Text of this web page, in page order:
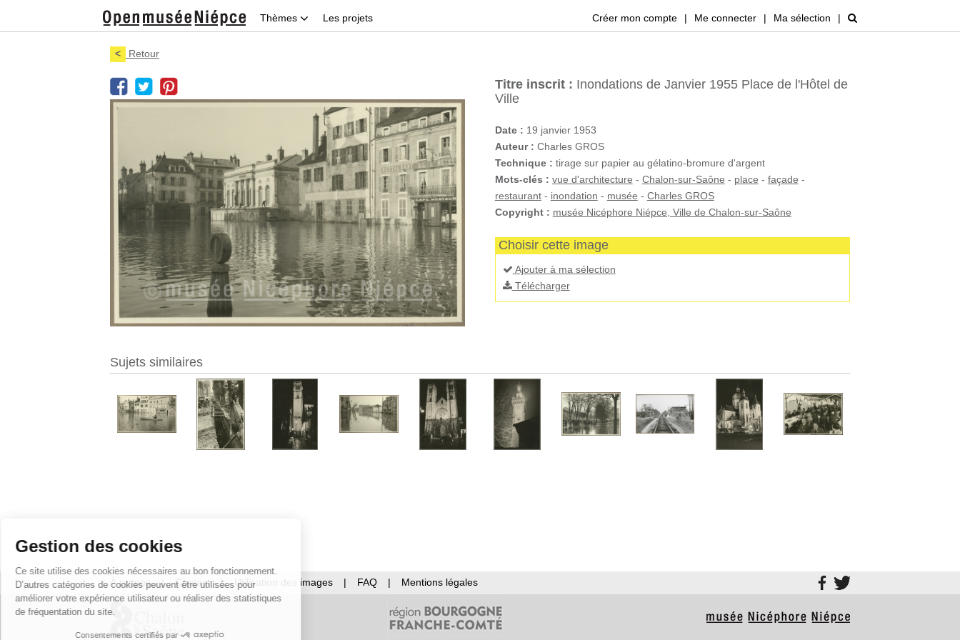
Thèmes Les projets Créer mon compte | Me connecter | Ma sélection |
< Retour
Titre inscrit : Inondations de Janvier 1955 Place de l'Hôtel de
Ville
Date : 19 janvier 1953
Auteur : Charles GROS
Technique : tirage sur papier au gélatino-bromure d'argent
Mots-clés : vue d'architecture - Chalon-sur-Saône - place - façade -
restaurant- inondation - musée - Charles GROS
Copyright : musée Nicéphore Niépce, Ville de Chalon-sur-Saône
Choisir cette image
Ajouter à ma sélection
Télécharger
Sujets similaires
À propos | Contact | Utilisation des images | FAQ | Mentions légales
Gestion des cookies
Ce site utilise des cookies nécessaires au bon fonctionnement.
D’autres catégories de cookies peuvent être utilisées pour
améliorer votre expérience utilisateur ou réaliser des statistiques
de fréquentation du site.
Consentements certifiés par